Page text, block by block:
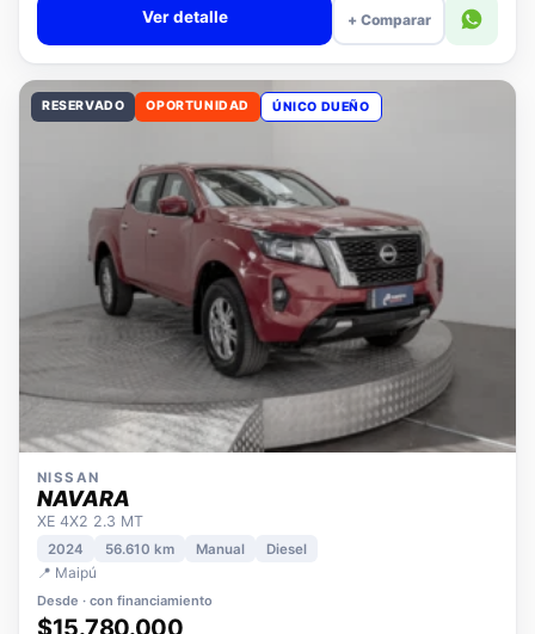
+ Comparar
RESERVADO OPORTUNIDAD
NISSAN
NAVARA
XE 4X2 2.3 MT
2024
📍 Maipú
Desde · con financiamiento